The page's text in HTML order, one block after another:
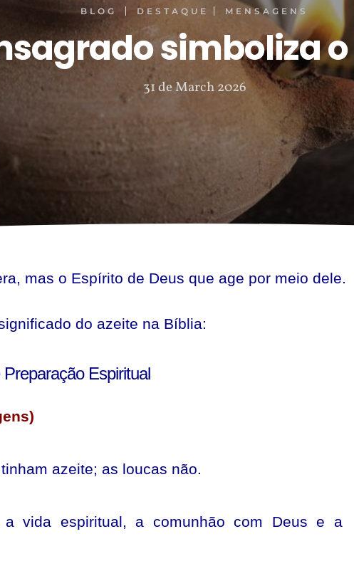
BLOG DESTAQUE MENSAGENS
simboliza
31 de March 2026
mas o Espírito de Deus que age por meio dele.
do azeite na Bíblia:
Espiritual
azeite; as loucas não.
a vida espiritual, a comunhão com Deus e a